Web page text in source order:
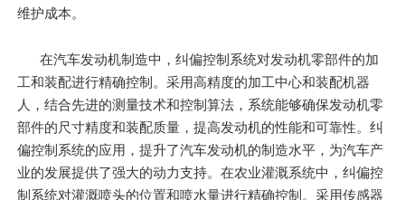
维护成本。
在汽车发动机制造中，纠偏控制系统对发动机零部件的加
工和装配进行精确控制。采用高精度的加工中心和装配机器
人，结合先进的测量技术和控制算法，系统能够确保发动机零
部件的尺寸精度和装配质量，提高发动机的性能和可靠性。纠
偏控制系统的应用，提升了汽车发动机的制造水平，为汽车产
业的发展提供了强大的动力支持。在农业灌溉系统中，纠偏控
制系统对灌溉喷头的位置和喷水量进行精确控制。采用传感器